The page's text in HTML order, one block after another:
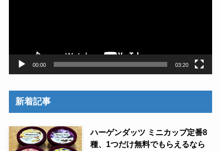
00:00 03:20
新着記事
ハーゲンダッツ ミニカップ定番8
種、1つだけ無料でもらえるなら